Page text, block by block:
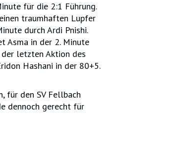
für die 2:1 Führung.
traumhaften Lupfer
durch Ardi Pnishi.
Asma in der 2. Minute
letzten Aktion des
Hashani in der 80+5.
für den SV Fellbach
dennoch gerecht für